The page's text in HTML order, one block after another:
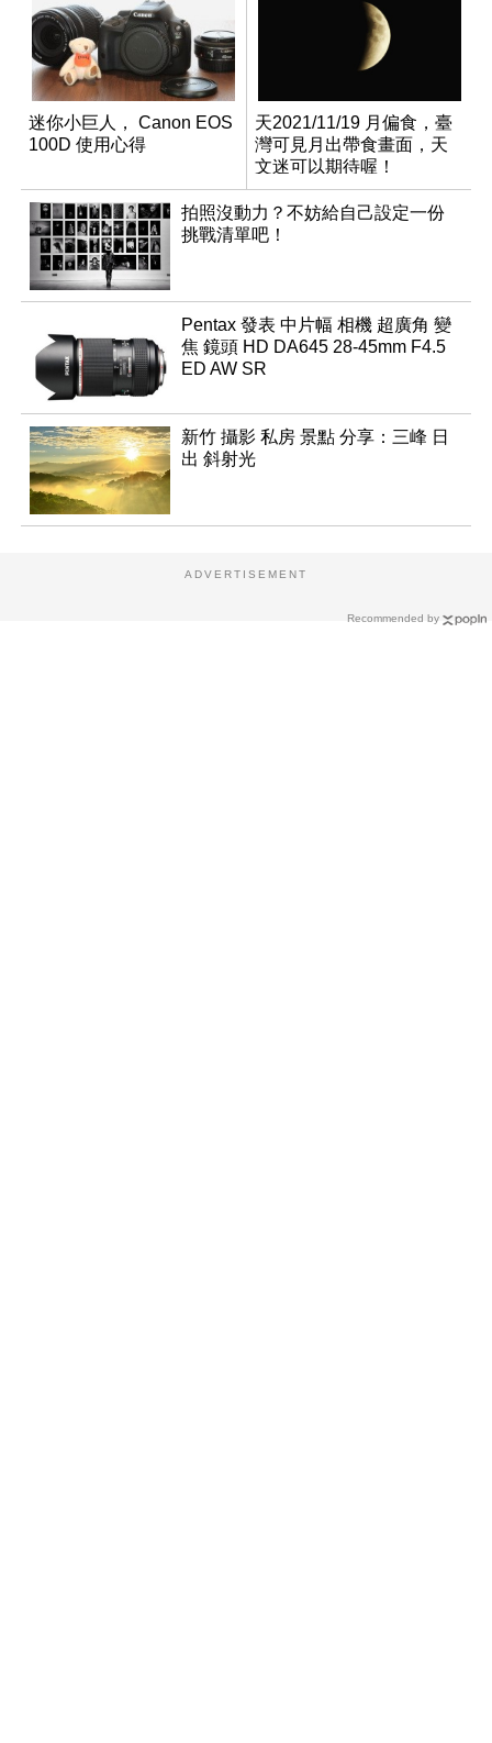
迷你小巨人， Canon EOS
100D 使用心得
天2021/11/19 月偏食，臺
灣可見月出帶食畫面，天
文迷可以期待喔！
拍照沒動力？不妨給自己設定一份
挑戰清單吧！
Pentax 發表 中片幅 相機 超廣角 變
焦 鏡頭 HD DA645 28-45mm F4.5
ED AW SR
新竹 攝影 私房 景點 分享：三峰 日
出 斜射光
Recommended by
ADVERTISEMENT